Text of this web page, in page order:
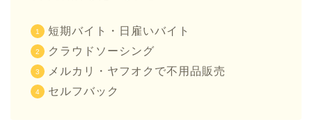
短期バイト・日雇いバイト
クラウドソーシング
メルカリ・ヤフオクで不用品販売
セルフバック